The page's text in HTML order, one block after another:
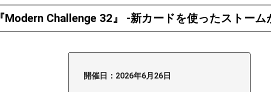
『Modern Challenge 32』 -新カードを使ったストーム
開催日：2026年6月26日